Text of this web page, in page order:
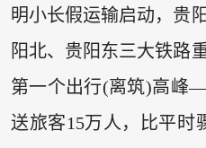
明小长假运输启动，贵
阳北、贵阳东三大铁路
第一个出行(离筑)高峰
送旅客15万人，比平时